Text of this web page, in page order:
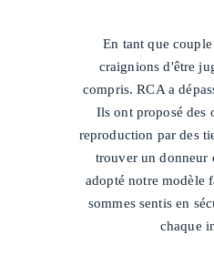
En tant que
craignions d'être
compris. RCA a
Ils ont proposé des
reproduction par des
trouver un donneur
adopté notre modèle
sommes sentis en
chaque